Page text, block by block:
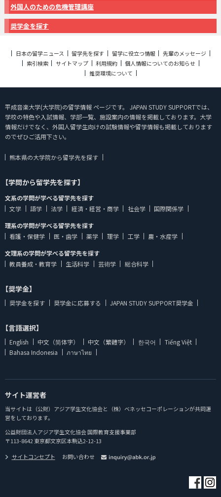
外国人のための危機管理講座
奨学金を探す
日本の留学ニュース 留学先を探す 留学に役立つ情報
先輩のメッセージ
索引検索
サイトマップ 利用規約
個人情報についてのお知らせ
推奨環境について
平成音楽大学(大学院)の留学情報 ページです。 JAPAN STUDY SUPPORTでは、
学校の特色や入試情報、学部一覧、施設案内の情報を掲載しております。大学
情報だけでなく、外国人留学生向けの試験情報や留学情報も掲載しております
のでぜひご活用下さい。
熊本県の大学院から留学先を探す
【学問から留学先を探す】
文系の学問が学べる留学先を探す
文学
語学 法学 経済・経営・商学 社会学
国際関係学
理系の学問が学べる留学先を探す
看護・保健学
医・歯学 薬学 理学 工学
農・水産学
文理系の学問が学べる留学先を探す
教員養成・教育学
生活科学 芸術学 総合科学
【奨学金】
奨学金を探す 奨学金に応募する JAPAN STUDY SUPPORT奨学金
【言語選択】
English 中文（简体字） 中文（繁體字） 한국어
Tiếng Việt
Bahasa Indonesia
ภาษาไทย
サイト運営者
当サイトは（公財）アジア学生文化協会と（株）ベネッセコーポレーションが共同運
営をしております。
公益財団法人アジア学生文化協会 国際教育支援事業部
〒113-8642 東京都文京区本駒込2-12-13
サイトコンセプト
お問い合わせ